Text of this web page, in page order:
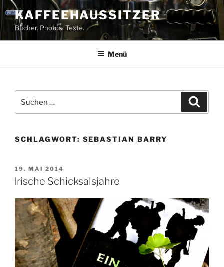
Zum
Inhalt
springen
KAFFEEHAUSSITZER
Bücher. Photos. Texte.
Menü
nach:
SCHLAGWORT: SEBASTIAN BARRY
VERÖFFENTLICHT
AM
19. MAI 2014
Irische Schicksalsjahre